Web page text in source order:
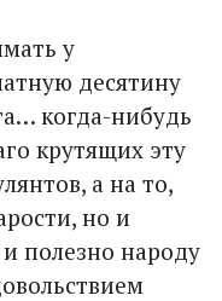
у
десятину
когда-нибудь
крутящих эту
а на то,
но и
полезно народу